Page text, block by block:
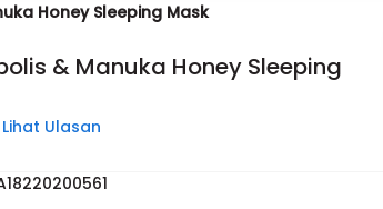
Honey Sleeping Mask
& Manuka Honey Sleeping
Lihat Ulasan